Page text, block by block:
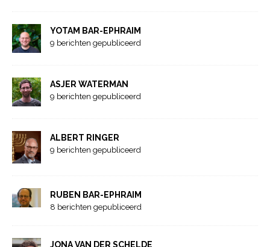
YOTAM BAR-EPHRAIM
9 berichten gepubliceerd
ASJER WATERMAN
9 berichten gepubliceerd
ALBERT RINGER
9 berichten gepubliceerd
RUBEN BAR-EPHRAIM
8 berichten gepubliceerd
JONA VAN DER SCHELDE